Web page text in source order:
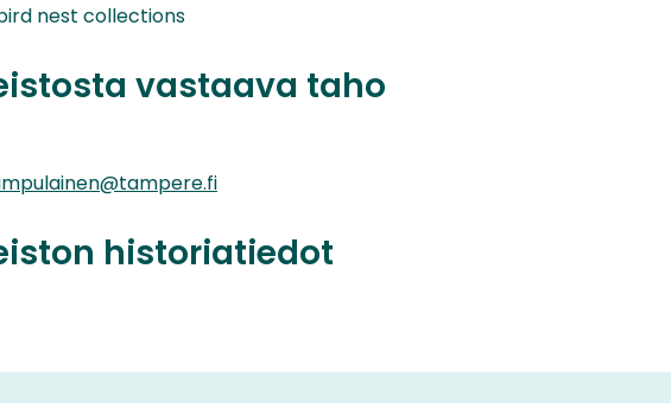
nest collections
vastaava taho
historiatiedot